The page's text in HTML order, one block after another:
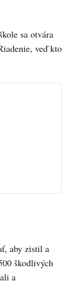
sa otvára
veď kto
aby zistil a
škodlivých
a